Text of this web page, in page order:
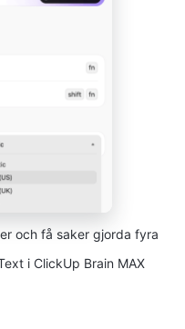
och få saker gjorda fyra
i ClickUp Brain MAX